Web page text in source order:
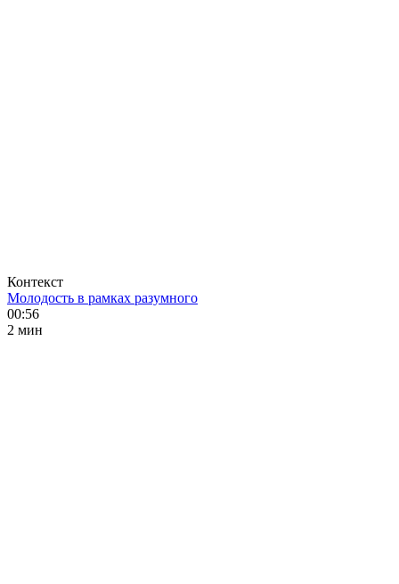
Контекст
Молодость в рамках разумного
00:56
2 мин